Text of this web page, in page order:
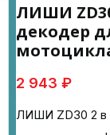
ЛИШИ
декодер
2 943 ₽
ЛИШИ ZD30 2 в